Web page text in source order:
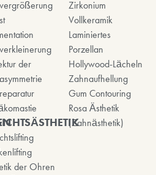
der
der Ohren
Zirkonium
Vollkeramik
Laminiertes
Porzellan
Hollywood-Lächeln
Zahnaufhellung
Gum Contouring
Rosa Ästhetik
(Zahnästhetik)